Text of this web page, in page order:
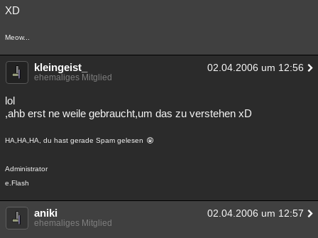
XD
Meow...
kleingeist_ 02.04.2006 um 12:56
ehemaliges Mitglied
lol
,ahb erst ne weile gebraucht,um das zu verstehen xD
HA,HA,HA, du hast gerade Spam gelesen
Administrator
e.Flash
aniki 02.04.2006 um 12:57
ehemaliges Mitglied